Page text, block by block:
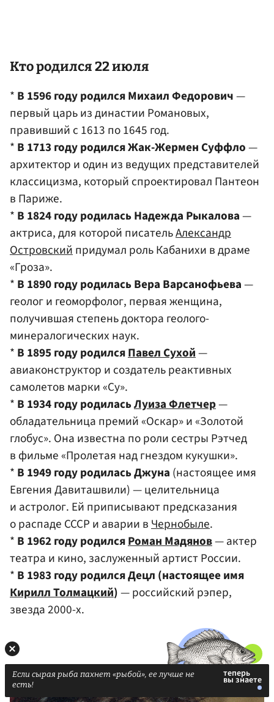
Кто родился 22 июля
* В 1596 году родился Михаил Федорович—
первый царь из династии Романовых,
правивший с 1613 по 1645 год.
* В 1713 году родился Жак-Жермен Суффло—
архитектор и один из ведущих представителей
классицизма, который спроектировал Пантеон
в Париже.
* В 1824 году родилась Надежда Рыкалова—
актриса, для которой писательАлександр
Островскийпридумал роль Кабанихи в драме
«Гроза».
* В 1890 году родилась Вера Варсанофьева—
геолог и геоморфолог, первая женщина,
получившая степень доктора геолого-
минералогических наук.
* В 1895 году родилсяПавел Сухой—
авиаконструктор и создатель реактивных
самолетов марки «Су».
* В 1934 году родиласьЛуиза Флетчер—
обладательница премий «Оскар» и «Золотой
глобус». Она известна по роли сестры Рэтчед
в фильме «Пролетая над гнездом кукушки».
* В 1949 году родилась Джуна (настоящее имя
Евгения Давиташвили) — целительница
и астролог. Ей приписывают предсказания
о распаде СССР и аварии вЧернобыле.
* В 1962 году родилсяРоман Мадянов— актер
театра и кино, заслуженный артист России.
* В 1983 году родился Децл (настоящее имя
Кирилл Толмацкий)— российский рэпер,
звезда 2000-х.
Если сырая рыба пахнет «рыбой», ее лучше не
есть!